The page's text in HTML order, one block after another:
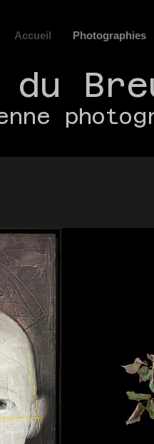
Accueil Photographies